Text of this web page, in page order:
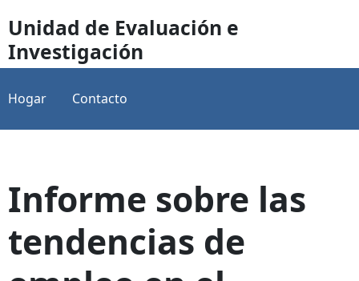
Unidad de Evaluación e
Investigación
Hogar Contacto
Informe sobre las
tendencias de